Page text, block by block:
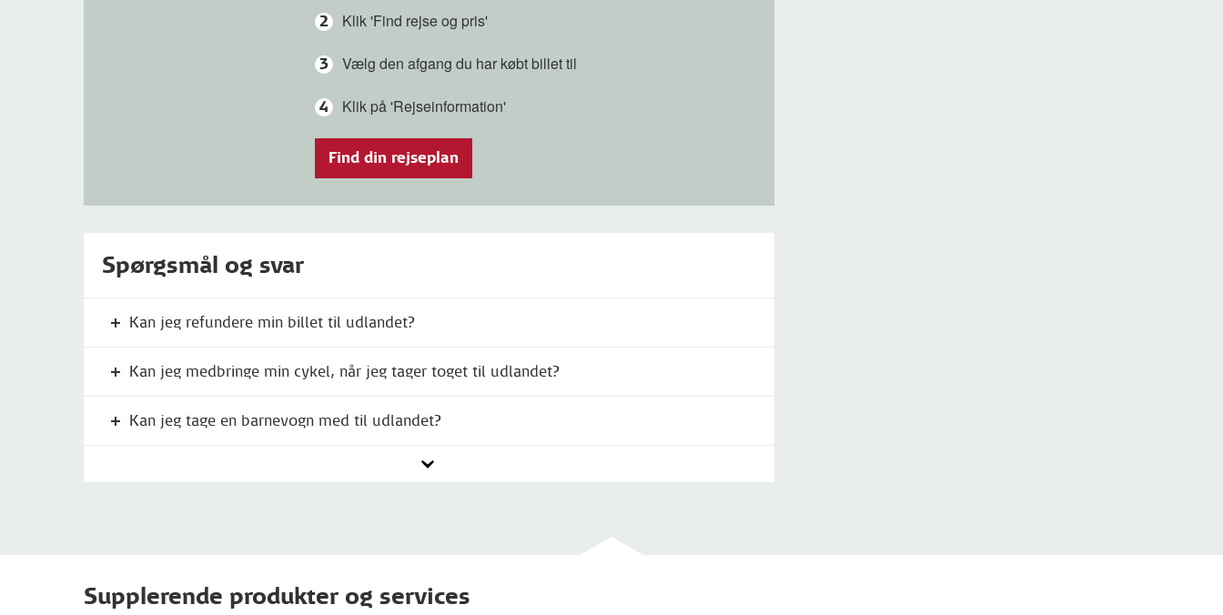
Klik 'Find rejse og pris'
Vælg den afgang du har købt billet til
Klik på 'Rejseinformation'
Find din rejseplan
Spørgsmål og svar
Kan jeg refundere min billet til udlandet?
Kan jeg medbringe min cykel, når jeg tager toget til udlandet?
Kan jeg tage en barnevogn med til udlandet?
Supplerende produkter og services